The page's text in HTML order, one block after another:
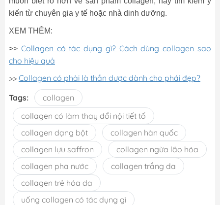
kiến ​​từ chuyên gia y tế hoặc nhà dinh dưỡng.
XEM THÊM:
>> Collagen có tác dụng gì? Cách dùng collagen sao
cho hiệu quả
>> Collagen có phải là thần dược dành cho phái đẹp?
Tags:
collagen
collagen có làm thay đổi nội tiết tố
collagen dạng bột
collagen hàn quốc
collagen lựu saffron
collagen ngừa lão hóa
collagen pha nước
collagen trắng da
collagen trẻ hóa da
uống collagen có tác dụng gì